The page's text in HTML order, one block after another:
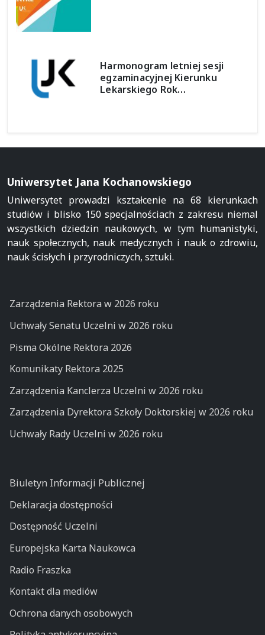
Harmonogram letniej sesji
egzaminacyjnej Kierunku
Lekarskiego Rok…
Uniwersytet Jana Kochanowskiego
Uniwersytet prowadzi kształcenie na 68 kierunkach
studiów i blisko 150 specjalnościach z zakresu niemal
wszystkich dziedzin naukowych, w tym humanistyki,
nauk społecznych, nauk medycznych i nauk o zdrowiu,
nauk ścisłych i przyrodniczych, sztuki.
Zarządzenia Rektora w 2026 roku
Uchwały Senatu Uczelni w 2026 roku
Pisma Okólne Rektora 2026
Komunikaty Rektora 2025
Zarządzenia Kanclerza Uczelni w 2026 roku
Zarządzenia Dyrektora Szkoły Doktorskiej w 2026 roku
Uchwały Rady Uczelni w 2026 roku
Biuletyn Informacji Publicznej
Deklaracja dostępności
Dostępność Uczelni
Europejska Karta Naukowca
Radio Fraszka
Kontakt dla mediów
Ochrona danych osobowych